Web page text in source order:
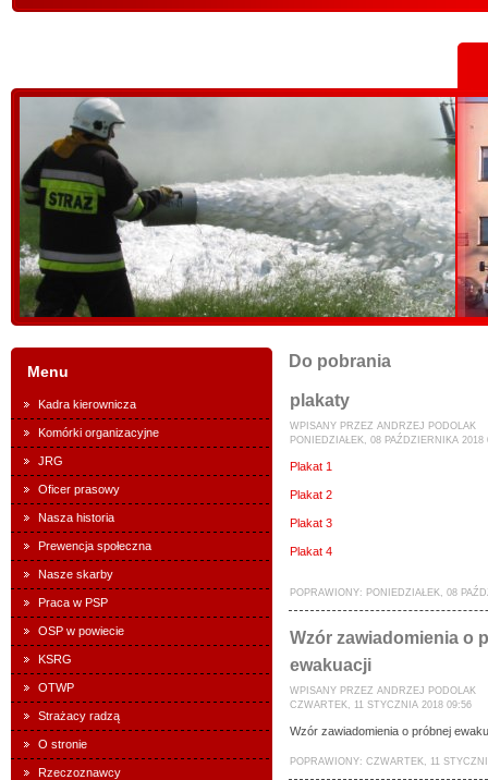
Menu
Kadra kierownicza
Komórki organizacyjne
JRG
Oficer prasowy
Nasza historia
Prewencja społeczna
Nasze skarby
Praca w PSP
OSP w powiecie
KSRG
OTWP
Strażacy radzą
O stronie
Rzeczoznawcy
Do pobrania
plakaty
WPISANY PRZEZ ANDRZEJ PODOLAK
PONIEDZIAŁEK, 08 PAŹDZIERNIKA 2018
Plakat 1
Plakat 2
Plakat 3
Plakat 4
POPRAWIONY: PONIEDZIAŁEK, 08
Wzór zawiadomienia o
ewakuacji
WPISANY PRZEZ ANDRZEJ PODOLAK
CZWARTEK, 11 STYCZNIA 2018 09:56
Wzór zawiadomienia o próbnej
POPRAWIONY: CZWARTEK, 11